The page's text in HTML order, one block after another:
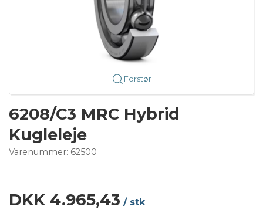
Forstør
6208/C3 MRC Hybrid
Kugleleje
Varenummer: 62500
DKK 4.965,43 / stk